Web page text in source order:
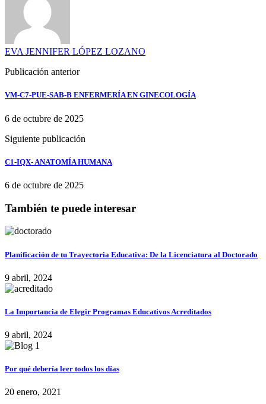
EVA JENNIFER LÓPEZ LOZANO
Publicación anterior
VM-C7-PUE-SAB-B ENFERMERÍA EN GINECOLOGÍA
6 de octubre de 2025
Siguiente publicación
C1-IQX- ANATOMÍA HUMANA
6 de octubre de 2025
También te puede interesar
Planificación de tu Trayectoria Educativa: De la Licenciatura al Doctorado
9 abril, 2024
La Importancia de Elegir Programas Educativos Acreditados
9 abril, 2024
Por qué debería leer todos los días
20 enero, 2021